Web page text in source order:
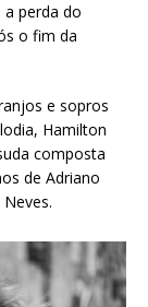
perda do
o fim da
e sopros
Hamilton
composta
de Adriano